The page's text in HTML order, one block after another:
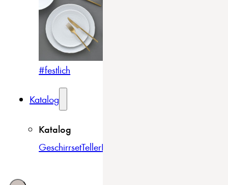
#festlich
Katalog
Katalog
GeschirrsetTellerBowls & Schüsseln